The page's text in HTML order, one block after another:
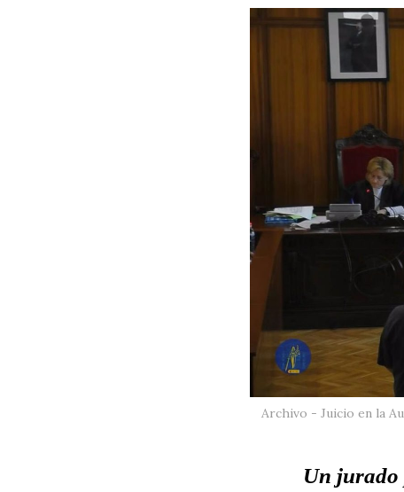
Archivo - Juicio en la
Un jurado